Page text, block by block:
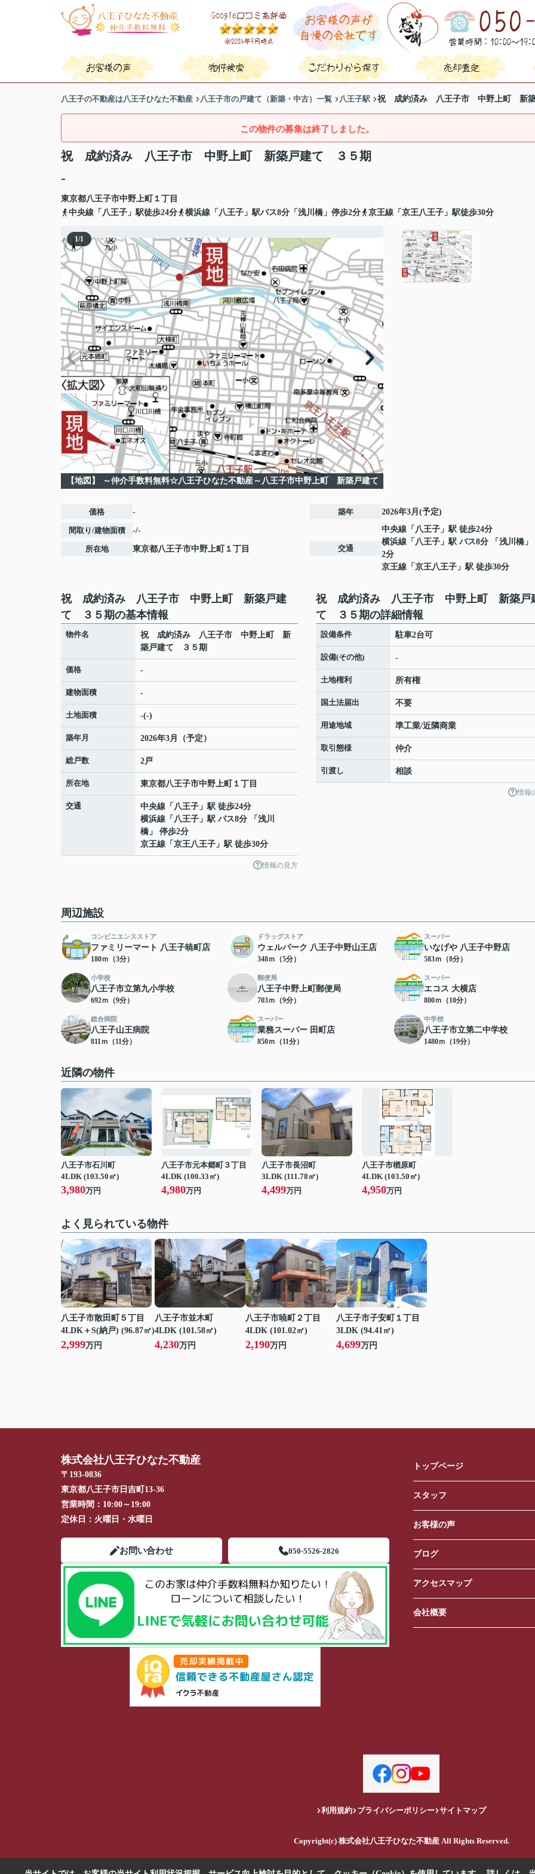
八王子の不動産は八王子ひなた不動産 八王子市の戸建て（新築・中古）一覧 八王子駅 祝 成約済み 八王子市 中野上町 新
この物件の募集は終了しました。
祝 成約済み 八王子市 中野上町 新築戸建て ３５期
-
東京都八王子市中野上町
１丁目
中央線「八王子」駅徒歩24分
横浜線「八王子」駅バス8分「浅川橋」停歩2分 京王線「京王八王子」駅徒歩30分
1/1
【地図】 ～仲介手数料無料☆八王子ひなた不動産～八王子市中野上町 新築戸建て
価格 -
間取り/建物面積 -/-
所在地 東京都八王子市中野上町 １丁目
築年 2026年3月(予定)
交通
中央線 「 八王子 」駅 徒歩24分
横浜線 「 八王子 」駅 バス8分 「浅川橋」
2分
京王線 「 京王八王子 」駅 徒歩30分
祝 成約済み 八王子市 中野上町 新築戸建
て ３５期の基本情報
物件名
祝 成約済み 八王子市 中野上町 新
築戸建て ３５期
価格 -
建物面積 -
土地面積 -(-)
築年月 2026年3月（予定）
総戸数 2戸
所在地 東京都八王子市中野上町 １丁目
交通 中央線 「 八王子 」駅 徒歩24分
横浜線 「 八王子 」駅 バス8分 「浅川
橋」 停歩2分
京王線 「 京王八王子 」駅 徒歩30分
情報の見方
祝 成約済み 八王子市 中野上町 新築戸
て ３５期の詳細情報
設備条件 駐車2台可
設備(その他) -
土地権利 所有権
国土法届出 不要
用途地域 準工業/近隣商業
取引態様 仲介
引渡し 相談
情報
周辺施設
コンビニエンスストア
ファミリーマート 八王子暁町店
180ｍ（3分）
ドラッグストア
ウェルパーク 八王子中野山王店
348ｍ（5分）
スーパー
いなげや 八王子中野店
583ｍ（8分）
小学校
八王子市立第九小学校
692ｍ（9分）
郵便局
八王子中野上町郵便局
703ｍ（9分）
スーパー
エコス 大横店
800ｍ（10分）
総合病院
八王子山王病院
811ｍ（11分）
スーパー
業務スーパー 田町店
850ｍ（11分）
中学校
八王子市立第二中学校
1480ｍ（19分）
近隣の物件
八王子市石川町
4LDK (103.50㎡)
3,980万円
八王子市元本郷町３丁目
4LDK (100.33㎡)
4,980万円
八王子市長沼町
3LDK (111.78㎡)
4,499万円
八王子市楢原町
4LDK (103.50㎡)
4,950万円
よく見られている物件
八王子市散田町５丁目
4LDK＋S(納戸) (96.87㎡)
2,999万円
八王子市並木町
4LDK (101.58㎡)
4,230万円
八王子市暁町２丁目
4LDK (101.02㎡)
2,190万円
八王子市子安町１丁目
3LDK (94.41㎡)
4,699万円
株式会社八王子ひなた不動産
〒193-0836
東京都八王子市日吉町13-36
営業時間： 10:00～19:00
定休日： 火曜日・水曜日
お問い合わせ 050-5526-2826
トップページ
スタッフ
お客様の声
ブログ
アクセスマップ
会社概要
利用規約 プライバシーポリシー サイトマップ
Copyright(c) 株式会社八王子ひなた不動産 All Rights Reserved.